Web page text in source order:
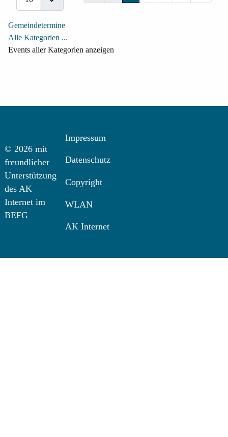
Gemeindetermine
Alle Kategorien ...
Events aller Kategorien anzeigen
© 2026 mit
freundlicher
Unterstützung
des AK
Internet im
BEFG
Impressum
Datenschutz
Copyright
WLAN
AK Internet